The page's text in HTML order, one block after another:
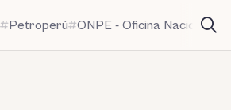
Petroperú ONPE - Oficina Nacional